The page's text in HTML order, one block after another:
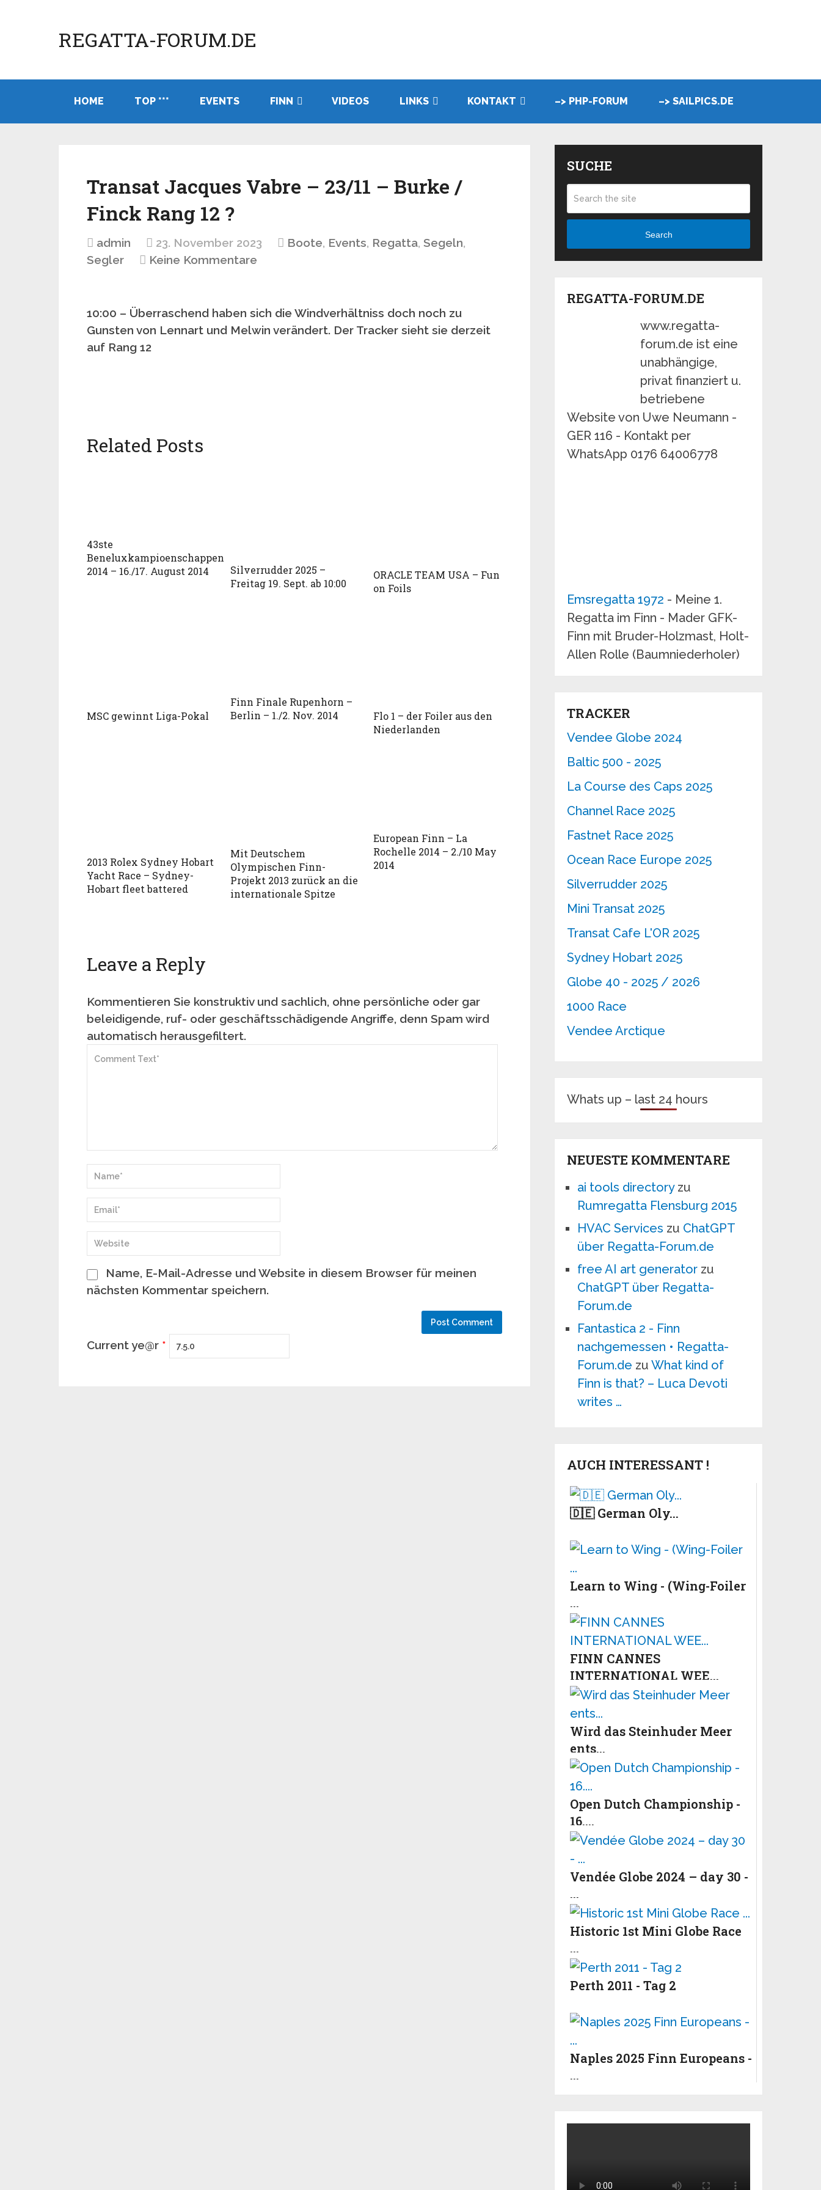
REGATTA-FORUM.DE
HOME TOP *** EVENTS FINN VIDEOS LINKS KONTAKT –> PHP-FORUM –> SAILPICS.DE
Transat Jacques Vabre – 23/11 – Burke /
Finck Rang 12 ?
admin 23. November 2023 Boote, Events, Regatta, Segeln,
Segler
Keine Kommentare
10:00 – Überraschend haben sich die Windverhältniss doch noch zu
Gunsten von Lennart und Melwin verändert. Der Tracker sieht sie derzeit
auf Rang 12
Related Posts
43ste
Beneluxkampioenschappen
2014 – 16./17. August 2014
Silverrudder 2025 –
Freitag 19. Sept. ab 10:00
ORACLE TEAM USA – Fun
on Foils
MSC gewinnt Liga-Pokal
Finn Finale Rupenhorn –
Berlin – 1./2. Nov. 2014
Flo 1 – der Foiler aus den
Niederlanden
2013 Rolex Sydney Hobart
Yacht Race – Sydney-
Hobart fleet battered
Mit Deutschem
Olympischen Finn-
Projekt 2013 zurück an die
internationale Spitze
European Finn – La
Rochelle 2014 – 2./10 May
2014
Leave a Reply
Kommentieren Sie konstruktiv und sachlich, ohne persönliche oder gar
beleidigende, ruf- oder geschäftsschädigende Angriffe, denn Spam wird
automatisch herausgefiltert.
Name, E-Mail-Adresse und Website in diesem Browser für meinen
nächsten Kommentar speichern.
Current ye@r *
SUCHE
Search
REGATTA-FORUM.DE
www.regatta-
forum.de ist eine
unabhängige,
privat finanziert u.
betriebene
Website von Uwe Neumann -
GER 116 - Kontakt per
WhatsApp 0176 64006778
Emsregatta 1972 - Meine 1.
Regatta im Finn - Mader GFK-
Finn mit Bruder-Holzmast, Holt-
Allen Rolle (Baumniederholer)
TRACKER
Vendee Globe 2024
Baltic 500 - 2025
La Course des Caps 2025
Channel Race 2025
Fastnet Race 2025
Ocean Race Europe 2025
Silverrudder 2025
Mini Transat 2025
Transat Cafe L'OR 2025
Sydney Hobart 2025
Globe 40 - 2025 / 2026
1000 Race
Vendee Arctique
Whats up – last 24 hours
NEUESTE KOMMENTARE
ai tools directoryzu
Rumregatta Flensburg 2015
HVAC Services zu ChatGPT
über Regatta-Forum.de
free AI art generator zu
ChatGPT über Regatta-
Forum.de
Fantastica 2 - Finn
nachgemessen • Regatta-
Forum.de zuWhat kind of
Finn is that? – Luca Devoti
writes …
AUCH INTERESSANT !
🇩🇪 German Oly...
Learn to Wing - (Wing-Foiler
...
FINN CANNES
INTERNATIONAL WEE...
Wird das Steinhuder Meer
ents...
Open Dutch Championship -
16....
Vendée Globe 2024 – day 30 -
...
Historic 1st Mini Globe Race
...
Perth 2011 - Tag 2
Naples 2025 Finn Europeans -
...